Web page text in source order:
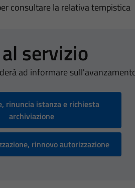
consultare la relativa tempistica
servizio
ad informare
rinuncia istanza e richiesta
archiviazione
rinnovo autorizzazione